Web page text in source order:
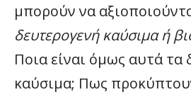
μπορούν να
δευτερογενή καύσιμα ή
Ποια είναι όμως αυτά τα
καύσιμα; Πως